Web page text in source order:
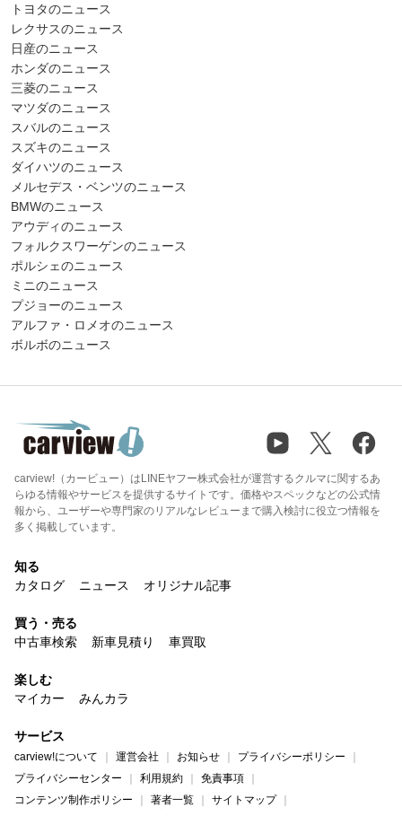
トヨタのニュース
レクサスのニュース
日産のニュース
ホンダのニュース
三菱のニュース
マツダのニュース
スバルのニュース
スズキのニュース
ダイハツのニュース
メルセデス・ベンツのニュース
BMWのニュース
アウディのニュース
フォルクスワーゲンのニュース
ポルシェのニュース
ミニのニュース
プジョーのニュース
アルファ・ロメオのニュース
ボルボのニュース
carview!（カービュー）はLINEヤフー株式会社が運営するクルマに関するあ
らゆる情報やサービスを提供するサイトです。価格やスペックなどの公式情
報から、ユーザーや専門家のリアルなレビューまで購入検討に役立つ情報を
多く掲載しています。
知る
カタログ
ニュース オリジナル記事
買う・売る
中古車検索
新車見積り 車買取
楽しむ
マイカー
みんカラ
サービス
carview!について 運営会社 お知らせ
プライバシーポリシー
プライバシーセンター
利用規約
免責事項
コンテンツ制作ポリシー
著者一覧
サイトマップ